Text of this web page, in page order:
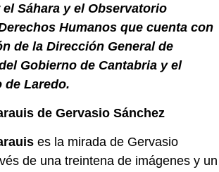
Sáhara y el Observatorio
Humanos que cuenta con
de la Dirección General de
Gobierno de Cantabria y el
de Laredo.
de Gervasio Sánchez
es la mirada de Gervasio
de una treintena de imágenes y un